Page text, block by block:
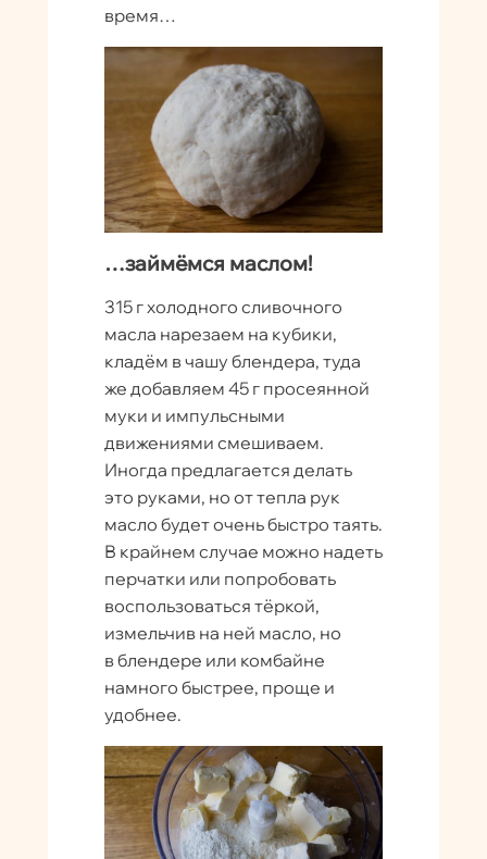
время…
…займёмся маслом!
315 г холодного сливочного
масла нарезаем на кубики,
кладём в чашу блендера, туда
же добавляем 45 г просеянной
муки и импульсными
движениями смешиваем.
Иногда предлагается делать
это руками, но от тепла рук
масло будет очень быстро таять.
В крайнем случае можно надеть
перчатки или попробовать
воспользоваться тёркой,
измельчив на ней масло, но
в блендере или комбайне
намного быстрее, проще и
удобнее.